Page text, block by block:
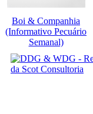
Boi & Companhia
(Informativo Pecuário
Semanal)